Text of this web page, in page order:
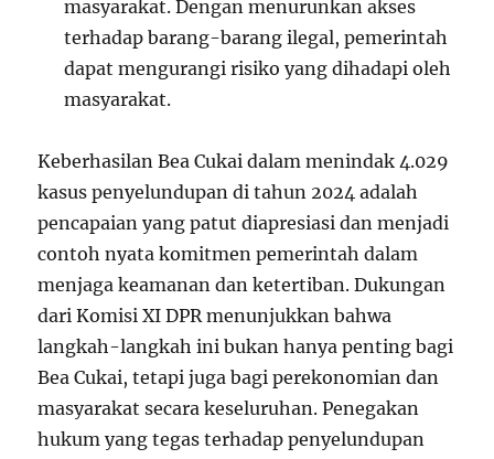
masyarakat. Dengan menurunkan akses
terhadap barang-barang ilegal, pemerintah
dapat mengurangi risiko yang dihadapi oleh
masyarakat.
Keberhasilan Bea Cukai dalam menindak 4.029
kasus penyelundupan di tahun 2024 adalah
pencapaian yang patut diapresiasi dan menjadi
contoh nyata komitmen pemerintah dalam
menjaga keamanan dan ketertiban. Dukungan
dari Komisi XI DPR menunjukkan bahwa
langkah-langkah ini bukan hanya penting bagi
Bea Cukai, tetapi juga bagi perekonomian dan
masyarakat secara keseluruhan. Penegakan
hukum yang tegas terhadap penyelundupan